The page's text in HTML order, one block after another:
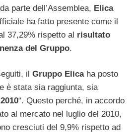
parte dell’Assemblea, Elica
ha fatto presente come il
37,29% rispetto al risultato
del Gruppo.
il Gruppo Elicaha posto
è stata sia raggiunta, sia
“. Questo perché, in accordo
al mercato nel luglio del 2010,
cresciuti del 9,9% rispetto ad